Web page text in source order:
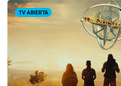
TV ABIERTA